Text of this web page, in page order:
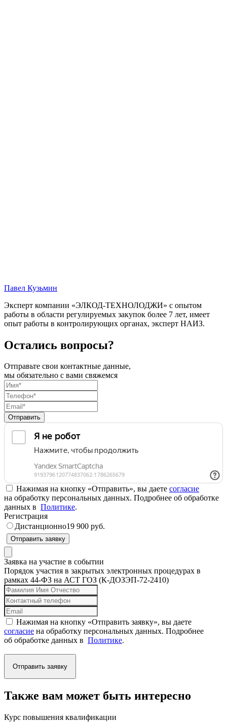
Павел Кузьмин
Эксперт компании «ЭЛКОД-ТЕХНОЛОДЖИ» с опытом
работы в области регулируемых закупок более 7 лет, имеет
опыт работы в контролирующих органах, эксперт НАИЗ.
Остались вопросы?
Отправьте свои контактные данные,
мы обязательно с вами свяжемся
Отправить
Нажимая на кнопку «Отправить», вы даете согласие
на обработку персональных данных. Подробнее об обработке
данных в Политике.
Регистрация
Дистанционно19 900 руб.
Отправить заявку
Заявка на участие в событии
Порядок участия в закрытых электронных процедурах в
рамках 44-ФЗ на АСТ ГОЗ (К-ДОЗЭП-72-2410)
Нажимая на кнопку «Отправить заявку», вы даете
согласие на обработку персональных данных. Подробнее
об обработке данных в Политике.
Отправить заявку
Также вам может быть интересно
Курс повышения квалификации